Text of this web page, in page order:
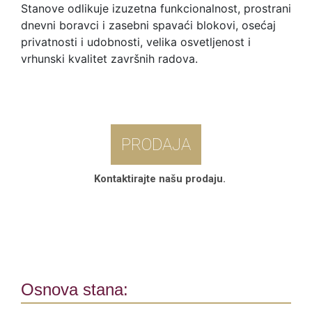
Stanove odlikuje izuzetna funkcionalnost, prostrani
dnevni boravci i zasebni spavaći blokovi, osećaj
privatnosti i udobnosti, velika osvetljenost i
vrhunski kvalitet završnih radova.
PRODAJA
Kontaktirajte našu prodaju.
Osnova stana: